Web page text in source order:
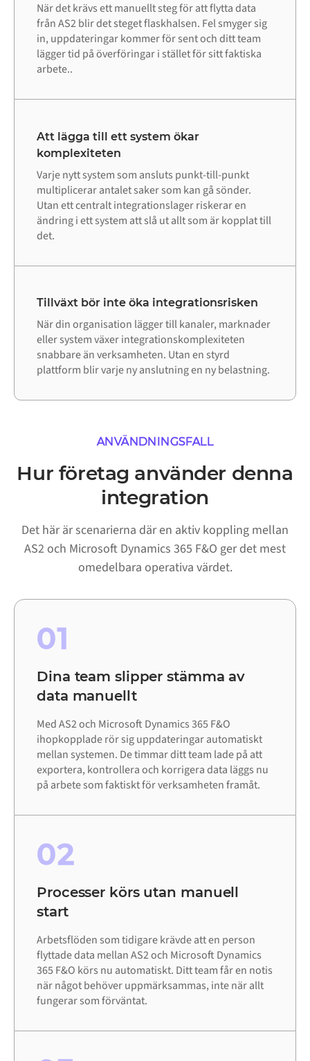
När det krävs ett manuellt steg för att flytta data
från AS2 blir det steget flaskhalsen. Fel smyger sig
in, uppdateringar kommer för sent och ditt team
lägger tid på överföringar i stället för sitt faktiska
arbete..
Att lägga till ett system ökar
komplexiteten
Varje nytt system som ansluts punkt-till-punkt
multiplicerar antalet saker som kan gå sönder.
Utan ett centralt integrationslager riskerar en
ändring i ett system att slå ut allt som är kopplat till
det.
Tillväxt bör inte öka integrationsrisken
När din organisation lägger till kanaler, marknader
eller system växer integrationskomplexiteten
snabbare än verksamheten. Utan en styrd
plattform blir varje ny anslutning en ny belastning.
ANVÄNDNINGSFALL
Hur företag använder denna
integration
Det här är scenarierna där en aktiv koppling mellan
AS2 och Microsoft Dynamics 365 F&O ger det mest
omedelbara operativa värdet.
01
Dina team slipper stämma av
data manuellt
Med AS2 och Microsoft Dynamics 365 F&O
ihopkopplade rör sig uppdateringar automatiskt
mellan systemen. De timmar ditt team lade på att
exportera, kontrollera och korrigera data läggs nu
på arbete som faktiskt för verksamheten framåt.
02
Processer körs utan manuell
start
Arbetsflöden som tidigare krävde att en person
flyttade data mellan AS2 och Microsoft Dynamics
365 F&O körs nu automatiskt. Ditt team får en notis
när något behöver uppmärksammas, inte när allt
fungerar som förväntat.